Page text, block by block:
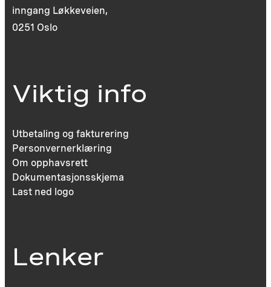
inngang Løkkeveien,
0251 Oslo
Viktig info
Utbetaling og fakturering
Personvernerklæring
Om opphavsrett
Dokumentasjonsskjema
Last ned logo
Lenker